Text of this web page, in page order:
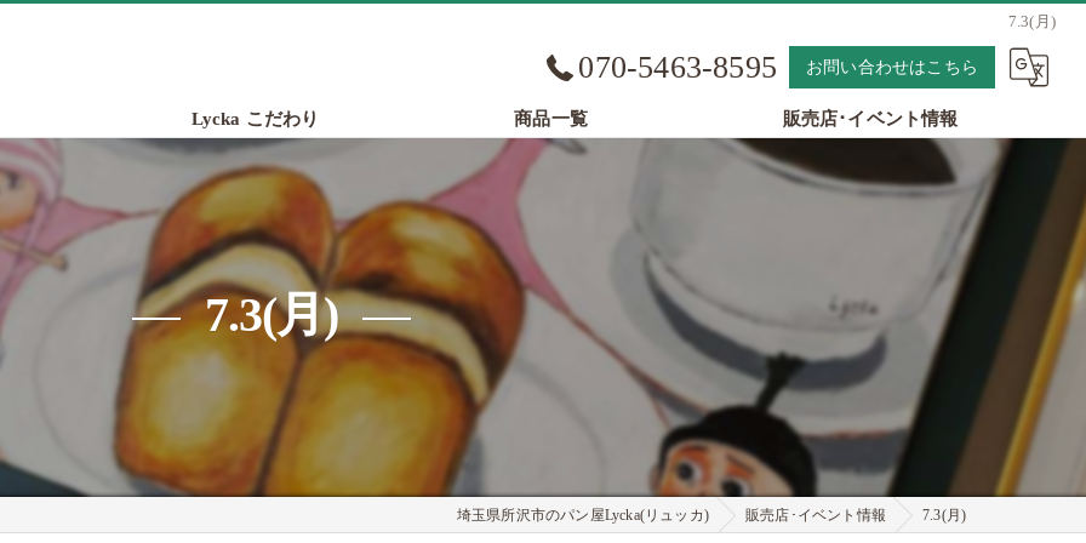
7.3(月)
070-5463-8595 お問い合わせはこちら
Lycka こだわり 商品一覧 販売店･イベント情報
7.3(月)
埼玉県所沢市のパン屋Lycka(リュッカ) 販売店･イベント情報 7.3(月)